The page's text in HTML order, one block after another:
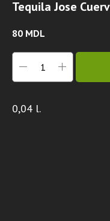
Tequila Jose
80 MDL
0,04 l.